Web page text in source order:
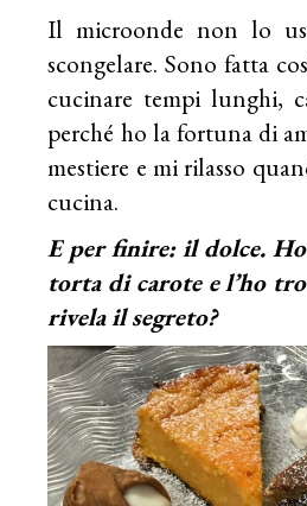
Il microonde non lo
scongelare. Sono fatta
cucinare tempi lunghi,
perché ho la fortuna di
mestiere e mi rilasso
cucina.
E per finire: il dolce. Ho
torta di carote e l’ho
rivela il segreto?